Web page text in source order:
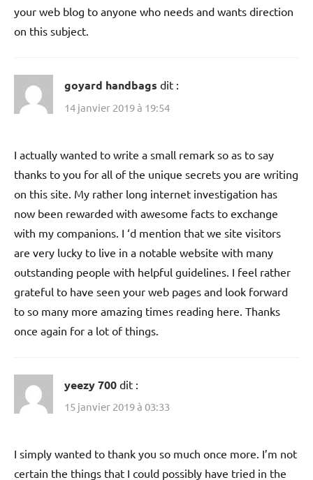
your web blog to anyone who needs and wants direction
on this subject.
goyard handbags dit :
14 janvier 2019 à 19:54
I actually wanted to write a small remark so as to say
thanks to you for all of the unique secrets you are writing
on this site. My rather long internet investigation has
now been rewarded with awesome facts to exchange
with my companions. I ‘d mention that we site visitors
are very lucky to live in a notable website with many
outstanding people with helpful guidelines. I feel rather
grateful to have seen your web pages and look forward
to so many more amazing times reading here. Thanks
once again for a lot of things.
yeezy 700 dit :
15 janvier 2019 à 03:33
I simply wanted to thank you so much once more. I’m not
certain the things that I could possibly have tried in the